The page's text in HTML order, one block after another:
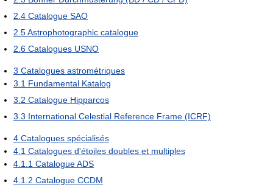
2.4 Catalogue SAO
2.5Astrophotographic catalogue
2.6 Catalogues USNO
3 Catalogues astrométriques
3.1 Fundamental Katalog
3.2 Catalogue Hipparcos
3.3 International Celestial Reference Frame (ICRF)
4 Catalogues spécialisés
4.1 Catalogues d'étoiles doubles et multiples
4.1.1 Catalogue ADS
4.1.2 Catalogue CCDM